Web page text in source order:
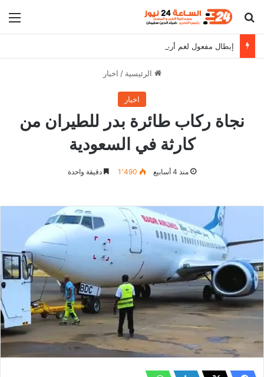
بحث عن
إبطال مفعول لغم أرضي بشارع عام في الخرطوم
الرئيسية / اخبار
اخبار
نجاة ركاب طائرة بدر للطيران من
كارثة في السعودية
منذ 4 أسابيع 1٬490 دقيقة واحدة